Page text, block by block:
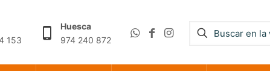
153
Huesca
974 240 872